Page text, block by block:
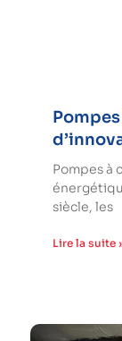
Pompes à
siècle, les
Lire la suite